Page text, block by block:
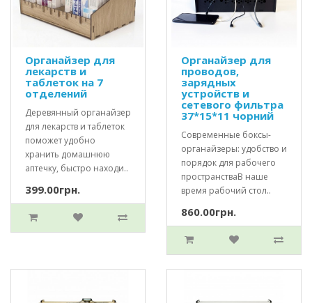
Органайзер для
лекарств и
таблеток на 7
отделений
Деревянный органайзер
для лекарств и таблеток
поможет удобно
хранить домашнюю
аптечку, быстро находи..
399.00грн.
Органайзер для
проводов,
зарядных
устройств и
сетевого фильтра
37*15*11 чорний
Современные боксы-
органайзеры: удобство и
порядок для рабочего
пространстваВ наше
время рабочий стол..
860.00грн.